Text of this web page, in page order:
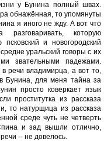
у Бунина полный швах.
обнажённая, то упомянуты
я иного не жду. А вот что
которую
и новогородский
уральский говоры с их
звательными падежами.
речи владимирца, а вот то,
Бунина, для меня тайна за
просто коверкает язык
проститутка из рассказа
то натурщица из рассказа
среде чуть не четверть
и зад вышли отлично,
-- не довелось.